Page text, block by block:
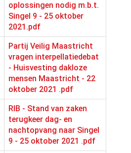
oplossingen nodig m.b.t.
Singel 9 - 25 oktober
2021.pdf
Partij Veilig Maastricht
vragen interpellatiedebat
- Huisvesting dakloze
mensen Maastricht - 22
oktober 2021 .pdf
RIB - Stand van zaken
terugkeer dag- en
nachtopvang naar Singel
9 - 25 oktober 2021 .pdf